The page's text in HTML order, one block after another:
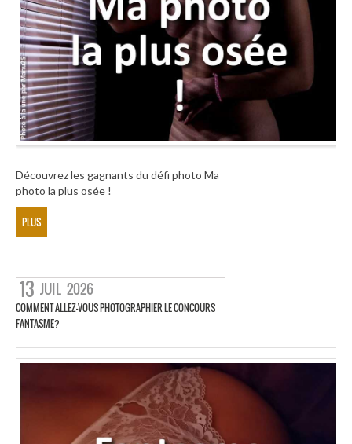
Découvrez les gagnants du défi photo Ma
photo la plus osée !
PLUS
13 JUIL 2026
COMMENT ALLEZ-VOUS PHOTOGRAPHIER LE CONCOURS
FANTASME?